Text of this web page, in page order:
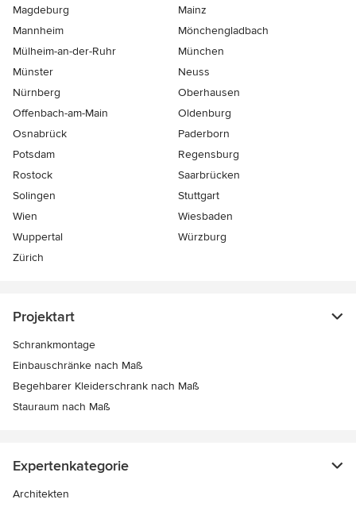
Magdeburg
Mainz
Mannheim
Mönchen­gladbach
Mülheim-an-der-Ruhr
München
Münster
Neuss
Nürnberg
Oberhausen
Offenbach-am-Main
Oldenburg
Osnabrück
Paderborn
Potsdam
Regensburg
Rostock
Saarbrücken
Solingen
Stuttgart
Wien
Wiesbaden
Wuppertal
Würzburg
Zürich
Projektart
Schrankmontage
Einbauschränke nach Maß
Begehbarer Kleiderschrank nach Maß
Stauraum nach Maß
Expertenkategorie
Architekten